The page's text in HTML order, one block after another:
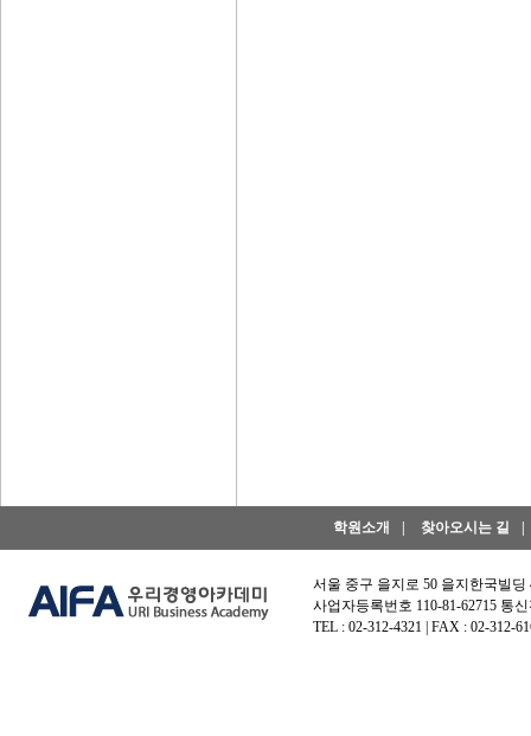
학원소개 찾아오시는 길
서울 중구 을지로 50 을지한국빌
사업자등록번호 110-81-62715 통
TEL : 02-312-4321 | FAX : 02-312-